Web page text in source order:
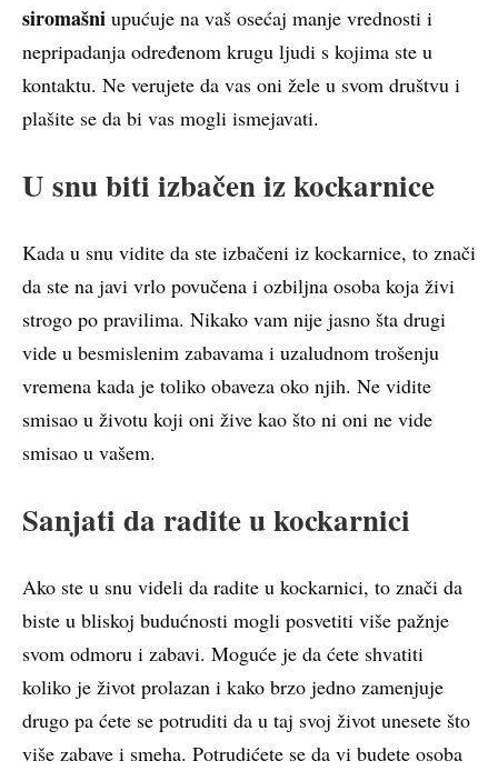
siromašni upućuje na vaš osećaj manje vrednosti i
nepripadanja određenom krugu ljudi s kojima ste u
kontaktu. Ne verujete da vas oni žele u svom društvu i
plašite se da bi vas mogli ismejavati.
U snu biti izbačen iz kockarnice
Kada u snu vidite da ste izbačeni iz kockarnice, to znači
da ste na javi vrlo povučena i ozbiljna osoba koja živi
strogo po pravilima. Nikako vam nije jasno šta drugi
vide u besmislenim zabavama i uzaludnom trošenju
vremena kada je toliko obaveza oko njih. Ne vidite
smisao u životu koji oni žive kao što ni oni ne vide
smisao u vašem.
Sanjati da radite u kockarnici
Ako ste u snu videli da radite u kockarnici, to znači da
biste u bliskoj budućnosti mogli posvetiti više pažnje
svom odmoru i zabavi. Moguće je da ćete shvatiti
koliko je život prolazan i kako brzo jedno zamenjuje
drugo pa ćete se potruditi da u taj svoj život unesete što
više zabave i smeha. Potrudićete se da vi budete osoba